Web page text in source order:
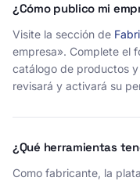
¿Cómo publico mi
Visite la sección de
empresa». Complete el
catálogo de productos
revisará y activará su
¿Qué herramientas
Como fabricante, la